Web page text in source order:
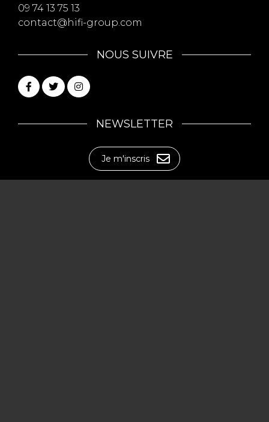
09 74 13 75 13
contact@hifi-group.com
NOUS SUIVRE
NEWSLETTER
Je m'inscris